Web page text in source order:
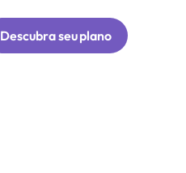
Descubra seu plano